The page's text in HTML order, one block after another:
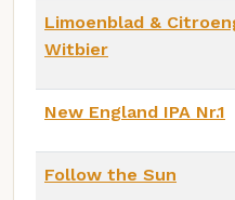
Limoenblad &
Witbier
New England IPA Nr.1
Follow the Sun